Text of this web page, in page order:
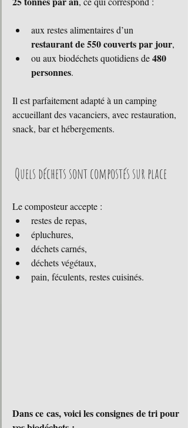
aux restes alimentaires d’un
restaurant de 550 couverts par jour,
ou aux biodéchets quotidiens de 480
personnes.
Il est parfaitement adapté à un camping
accueillant des vacanciers, avec restauration,
snack, bar et hébergements.
Quels déchets sont compostés sur place
Le composteur accepte :
restes de repas,
épluchures,
déchets carnés,
déchets végétaux,
pain, féculents, restes cuisinés.
Dans ce cas, voici les consignes de tri pour